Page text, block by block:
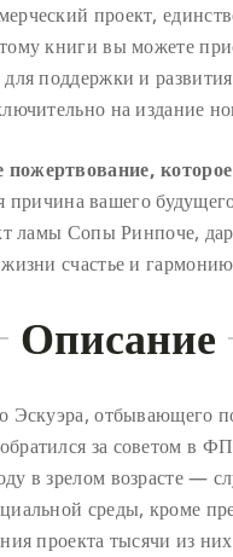
проект,
книги вы можете
поддержки и
на издание
вашего
ламы Сопы Ринпоче,
счастье и
Описание
Эскуэра, отбывающего
за советом в
в зрелом возрасте —
среды, кроме
проекта тысячи из